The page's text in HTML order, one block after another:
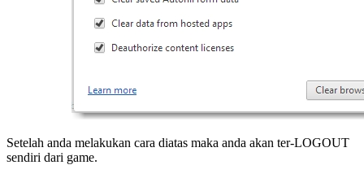
Setelah anda melakukan cara diatas maka anda akan ter-LOGOUT
sendiri dari game.